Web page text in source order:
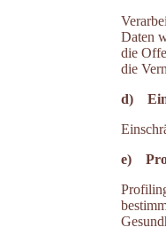
Daten
die
die
d)
e)